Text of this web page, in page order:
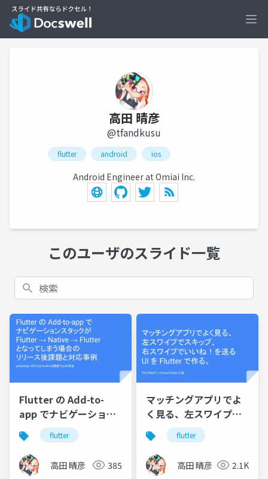
高田 晴彦
@tfandkusu
flutter android ios
Android Engineer at Omiai Inc.
このユーザのスライド一覧
検索
Flutter の Add-to-
app でナビゲーション
スタックが Flutter →
Native → Flutter とな
ってしまう場合のリリ
ース後課題と対応事例
flutter
高田 晴彦 385
マッチングアプリでよ
く見る、左スワイプで
スキップ、右スワイプ
でいいね！を送る UI を
Flutter で作る。
flutter
高田 晴彦 2.1K